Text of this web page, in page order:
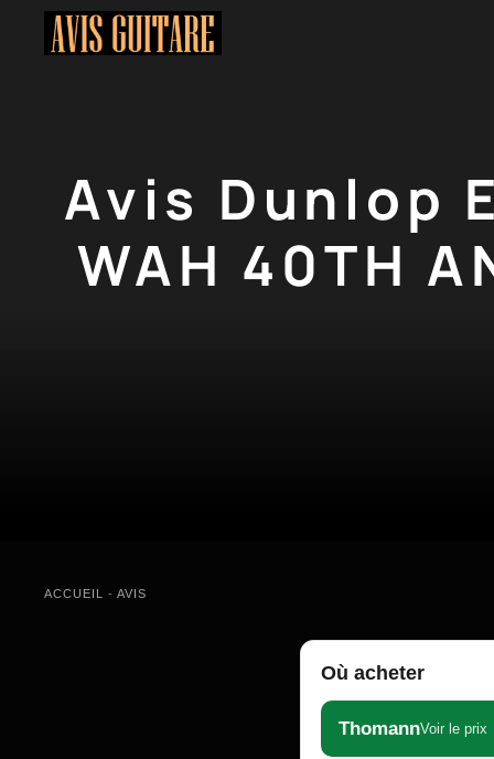
Avis Dunlop
WAH 40TH
ACCUEIL - AVIS
Où acheter
ThomannVoir le